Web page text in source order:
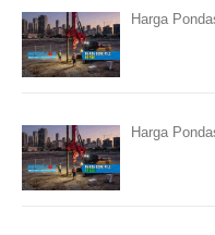
Harga
Harga